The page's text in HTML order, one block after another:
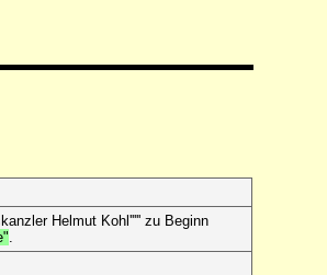
Helmut Kohl''''' zu Beginn